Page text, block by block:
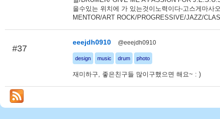
을수있는 위치에 가 있는것이노력이다-고스게마사
MENTOR/ART ROCK/PROGRESSIVE/JAZZ/
#37
eeejdh0910 @eeejdh0910
design music drum photo
재미하구, 좋은친구들 많이구했으면 해요~ : )